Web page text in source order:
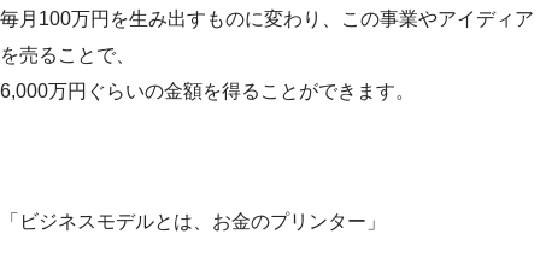
毎月100万円を生み出すものに変わり、この事業やアイディア
を売ることで、
6,000万円ぐらいの金額を得ることができます。
「ビジネスモデルとは、お金のプリンター」